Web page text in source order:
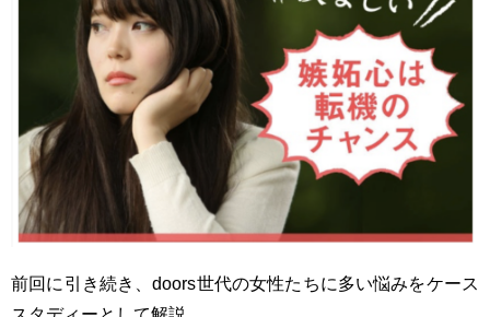
前回に引き続き、doors世代の女性たちに多い悩みをケース